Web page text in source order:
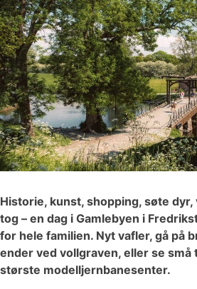
Historie, kunst, shopping, søte
tog – en dag i Gamlebyen i
for hele familien. Nyt vafler, gå på
ender ved vollgraven, eller se små
største modelljernbanesenter.